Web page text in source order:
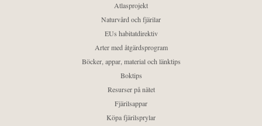
Atlasprojekt
Naturvård och fjärilar
EUs habitatdirektiv
Arter med åtgärdsprogram
Böcker, appar, material och länktips
Boktips
Resurser på nätet
Fjärilsappar
Köpa fjärilsprylar